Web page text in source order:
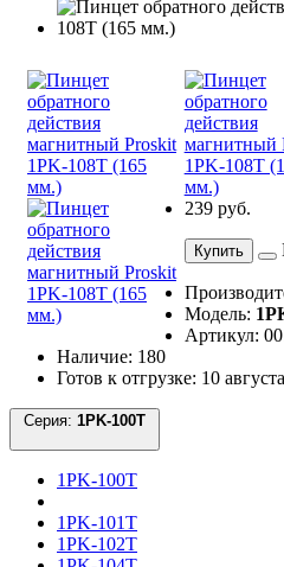
239 руб.
Купить
Модель:
Артикул:
Наличие: 180
Готов к отгрузке: 10
Серия:
1PK-100T
1PK-101T
1PK-102T